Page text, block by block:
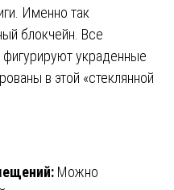
Именно так
блокчейн. Все
фигурируют украденные
в этой «стеклянной
Можно